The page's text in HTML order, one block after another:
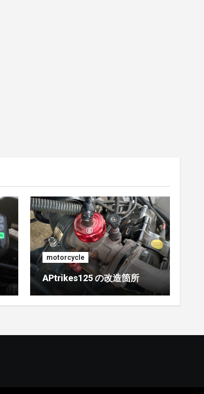
motorcycle
APtrikes125 の改造箇所